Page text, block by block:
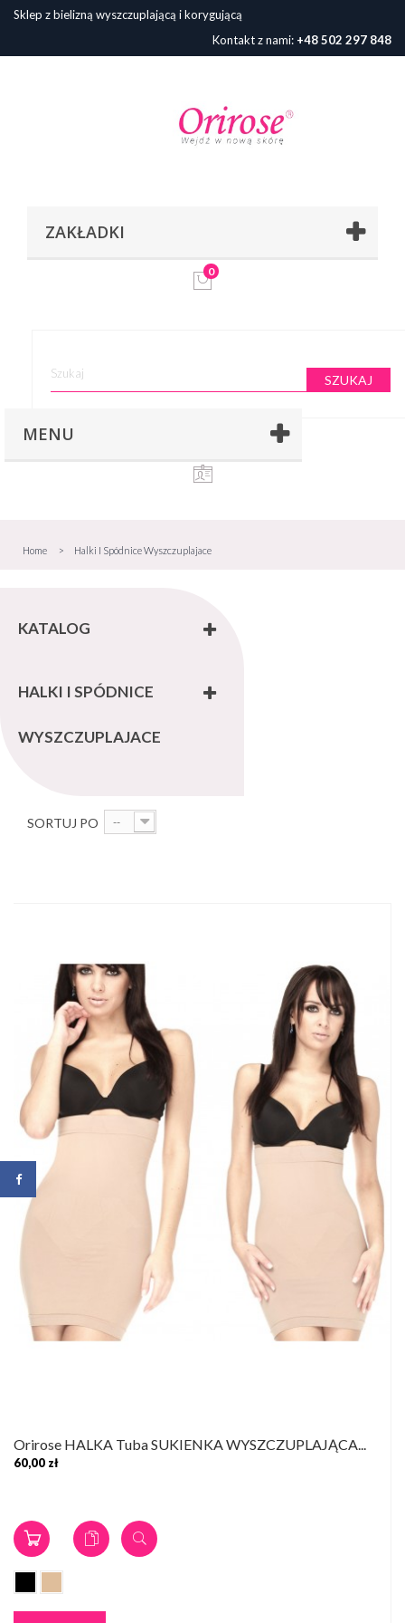
Sklep z bielizną wyszczuplającą i korygującą
Kontakt z nami: +48 502 297 848
ZAKŁADKI
0
SZUKAJ
MENU
Home > Halki I Spódnice Wyszczuplajace
KATALOG
HALKI I SPÓDNICE
WYSZCZUPLAJACE
SORTUJ PO --
Orirose HALKA Tuba SUKIENKA WYSZCZUPLAJĄCA...
60,00 zł